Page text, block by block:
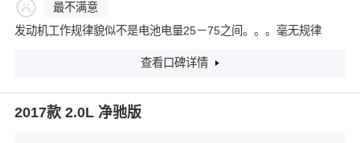
最不满意
发动机工作规律貌似不是电池电量25－75之间。。。毫无规律
查看口碑详情
2017款 2.0L 净驰版